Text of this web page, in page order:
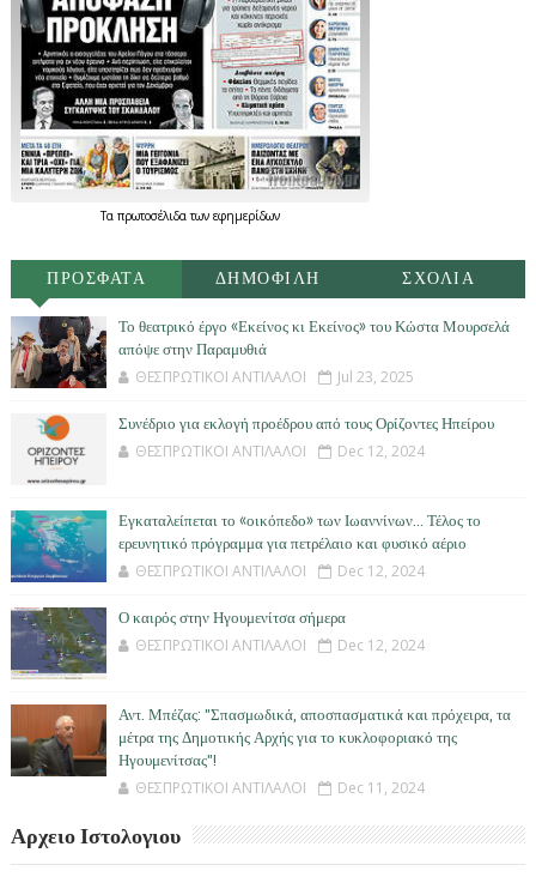
Τα πρωτοσέλιδατων εφημερίδων
ΠΡΟΣΦΑΤΑ ΔΗΜΟΦΙΛΗ ΣΧΟΛΙΑ
Το θεατρικό έργο «Εκείνος κι Εκείνος» του Κώστα Μουρσελά
απόψε στην Παραμυθιά
ΘΕΣΠΡΩΤΙΚΟΙ ΑΝΤΙΛΑΛΟΙ Jul 23, 2025
Συνέδριο για εκλογή προέδρου από τους Ορίζοντες Ηπείρου
ΘΕΣΠΡΩΤΙΚΟΙ ΑΝΤΙΛΑΛΟΙ Dec 12, 2024
Εγκαταλείπεται το «οικόπεδο» των Ιωαννίνων… Τέλος το
ερευνητικό πρόγραμμα για πετρέλαιο και φυσικό αέριο
ΘΕΣΠΡΩΤΙΚΟΙ ΑΝΤΙΛΑΛΟΙ Dec 12, 2024
Ο καιρός στην Ηγουμενίτσα σήμερα
ΘΕΣΠΡΩΤΙΚΟΙ ΑΝΤΙΛΑΛΟΙ Dec 12, 2024
Αντ. Μπέζας: "Σπασμωδικά, αποσπασματικά και πρόχειρα, τα
μέτρα της Δημοτικής Αρχής για το κυκλοφοριακό της
Ηγουμενίτσας"!
ΘΕΣΠΡΩΤΙΚΟΙ ΑΝΤΙΛΑΛΟΙ Dec 11, 2024
Αρχειο Ιστολογιου